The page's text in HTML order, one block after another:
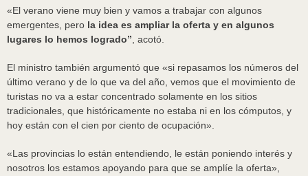
«El verano viene muy bien y vamos a trabajar con algunos
emergentes, pero la idea es ampliar la oferta y en algunos
lugares lo hemos logrado” , acotó.
El ministro también argumentó que «si repasamos los números del
último verano y de lo que va del año, vemos que el movimiento de
turistas no va a estar concentrado solamente en los sitios
tradicionales, que históricamente no estaba ni en los cómputos, y
hoy están con el cien por ciento de ocupación».
«Las provincias lo están entendiendo, le están poniendo interés y
nosotros los estamos apoyando para que se amplíe la oferta»,